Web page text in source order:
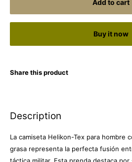
Add to cart
Buy it now
Share this product
Description
La camiseta Helikon-Tex para hombre
grasa representa la perfecta fusión